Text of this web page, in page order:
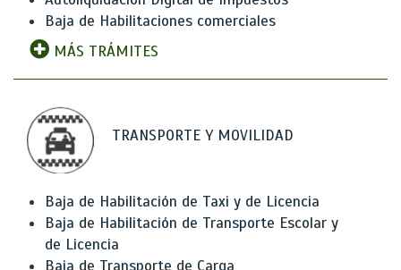
Baja de Habilitaciones comerciales
MÁS TRÁMITES
TRANSPORTE Y MOVILIDAD
Baja de Habilitación de Taxi y de Licencia
Baja de Habilitación de Transporte Escolar y
de Licencia
Baja de Transporte de Carga